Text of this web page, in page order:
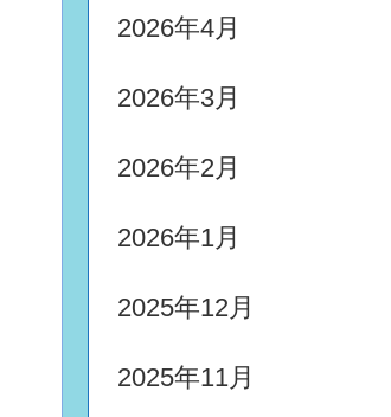
2026年4月
2026年3月
2026年2月
2026年1月
2025年12月
2025年11月